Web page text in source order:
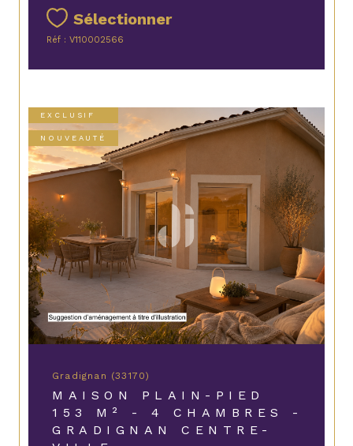
Sélectionner
Réf : V110002566
Gradignan (33170)
MAISON PLAIN-PIED
153 M² - 4 CHAMBRES -
GRADIGNAN CENTRE-
EXCLUSIF
NOUVEAUTÉ